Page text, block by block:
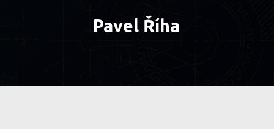
Pavel Říha